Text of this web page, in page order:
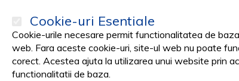
PRODUSE
Cookie-uri Esentiale
Cookie-urile necesare permit functionalitatea de
web. Fara aceste cookie-uri, site-ul web nu poate
corect. Acestea ajuta la utilizarea unui website prin
functionalitatii de baza.